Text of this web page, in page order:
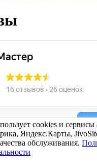
cookies и
Яндекс.Карты,
обслуживания.